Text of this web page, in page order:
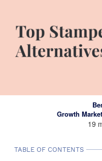
Growth
19
TABLE OF CONTENTS